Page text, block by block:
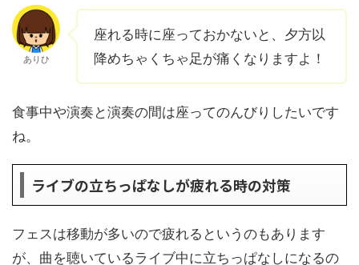
ありひ
座れる時に座っておかないと、夕方以
降めちゃくちゃ足が痛くなりますよ！
食事中や演奏と演奏の間は座ってのんびりしたいです
ね。
ライブの立ちっぱなしが疲れる時の対策
フェスは移動が多いので疲れるというのもあります
が、曲を聴いているライブ中に立ちっぱなしになるの